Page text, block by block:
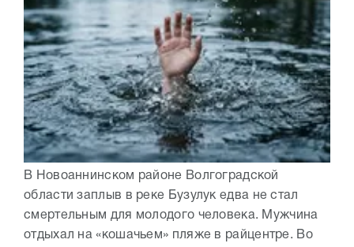
В Новоаннинском районе Волгоградской
области заплыв в реке Бузулук едва не стал
смертельным для молодого человека. Мужчина
отдыхал на «кошачьем» пляже в райцентре. Во